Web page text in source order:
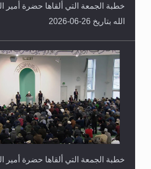
خطبة الجمعة التي ألقاها حضرة أمير
الله بتاريخ 26-06-2026
خطبة الجمعة التي ألقاها حضرة أمير